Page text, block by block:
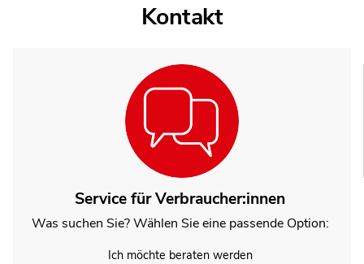
Kontakt
Service für Verbraucher:innen
Was suchen Sie? Wählen Sie eine passende Option:
Ich möchte beraten werden